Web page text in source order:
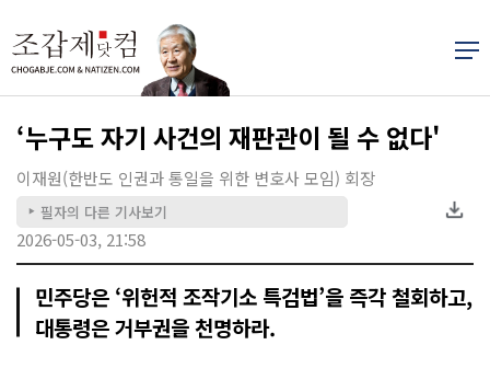
‘누구도 자기 사건의 재판관이 될 수 없다'
이재원(한반도 인권과 통일을 위한 변호사 모임) 회장
▶ 필자의 다른 기사보기
2026-05-03, 21:58
민주당은 ‘위헌적 조작기소 특검법’을 즉각 철회하고,
대통령은 거부권을 천명하라.